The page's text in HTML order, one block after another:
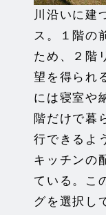
川沿いに建
ス。１階の
ため、２階
望を得られ
には寝室や
階だけで暮
行できるよ
キッチンの
ている。こ
グを選択し